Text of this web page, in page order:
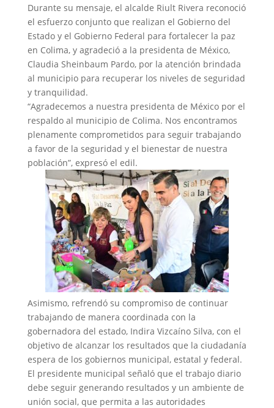
Durante su mensaje, el alcalde Riult Rivera reconoció
el esfuerzo conjunto que realizan el Gobierno del
Estado y el Gobierno Federal para fortalecer la paz
en Colima, y agradeció a la presidenta de México,
Claudia Sheinbaum Pardo, por la atención brindada
al municipio para recuperar los niveles de seguridad
y tranquilidad.
“Agradecemos a nuestra presidenta de México por el
respaldo al municipio de Colima. Nos encontramos
plenamente comprometidos para seguir trabajando
a favor de la seguridad y el bienestar de nuestra
población”, expresó el edil.
Asimismo, refrendó su compromiso de continuar
trabajando de manera coordinada con la
gobernadora del estado, Indira Vizcaíno Silva, con el
objetivo de alcanzar los resultados que la ciudadanía
espera de los gobiernos municipal, estatal y federal.
El presidente municipal señaló que el trabajo diario
debe seguir generando resultados y un ambiente de
unión social, que permita a las autoridades